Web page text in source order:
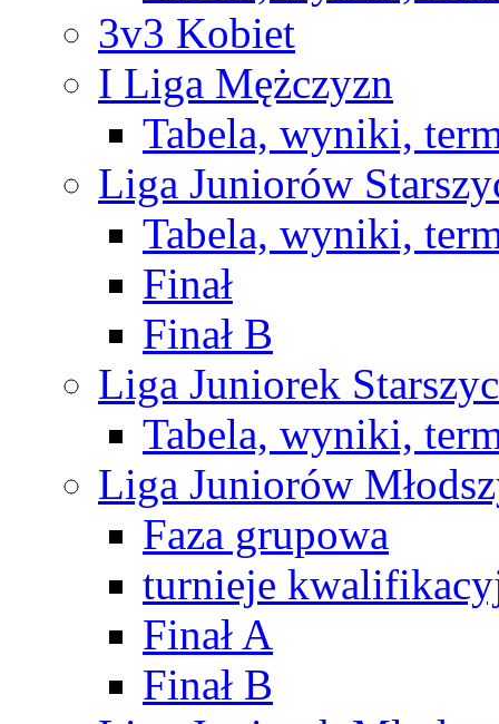
3v3 Kobiet
I Liga Mężczyzn
Tabela, wyniki,
Liga Juniorów
Tabela, wyniki,
Finał
Finał B
Liga Juniorek
Tabela, wyniki,
Liga Juniorów
Faza grupowa
turnieje
Finał A
Finał B